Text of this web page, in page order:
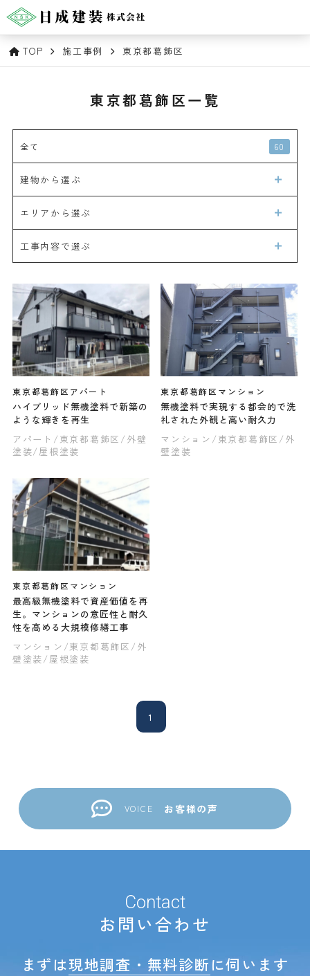
TOP 施工事例 東京都葛飾区
東京都葛飾区一覧
全て 60
建物から選ぶ
エリアから選ぶ
工事内容で選ぶ
東京都葛飾区アパート
ハイブリッド無機塗料で新築の
ような輝きを再生
アパート /東京都葛飾区 /外壁
塗装/屋根塗装
東京都葛飾区マンション
無機塗料で実現する都会的で洗
礼された外観と高い耐久力
マンション /東京都葛飾区 /外
壁塗装
東京都葛飾区マンション
最高級無機塗料で資産価値を再
生。マンションの意匠性と耐久
性を高める大規模修繕工事
マンション /東京都葛飾区 /外
壁塗装/屋根塗装
1
VOICE お客様の声
Contact
お問い合わせ
まずは現地調査・無料診断 に伺います